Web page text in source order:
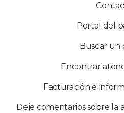
Portal del
Buscar un
Encontrar
Facturación e
Deje comentarios sobre la